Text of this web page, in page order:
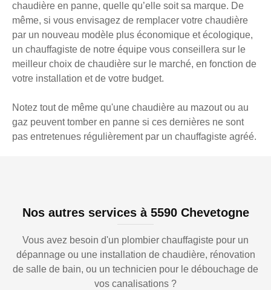
chaudière en panne, quelle qu’elle soit sa marque. De
même, si vous envisagez de remplacer votre chaudière
par un nouveau modèle plus économique et écologique,
un chauffagiste de notre équipe vous conseillera sur le
meilleur choix de chaudière sur le marché, en fonction de
votre installation et de votre budget.
Notez tout de même qu'une chaudière au mazout ou au
gaz peuvent tomber en panne si ces dernières ne sont
pas entretenues régulièrement par un chauffagiste agréé.
Nos autres services à 5590 Chevetogne
Vous avez besoin d'un plombier chauffagiste pour un
dépannage ou une installation de chaudière, rénovation
de salle de bain, ou un technicien pour le débouchage de
vos canalisations ?